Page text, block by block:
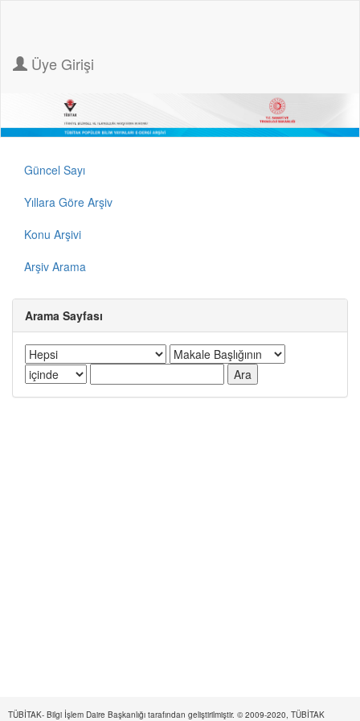
Üye Girişi
Güncel Sayı
Yıllara Göre Arşiv
Konu Arşivi
Arşiv Arama
Arama Sayfası
TÜBİTAK- Bilgi İşlem Daire Başkanlığı tarafından geliştirilmiştir. © 2009-2020, TÜBİTAK